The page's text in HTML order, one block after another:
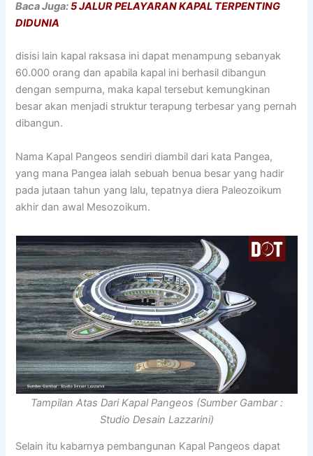
Baca Juga:5 JALUR PELAYARAN KAPAL TERPENTING
DIDUNIA
disisi lain kapal raksasa ini dapat menampung sebanyak
60.000 orang dan apabila kapal ini berhasil dibangun
dengan sempurna, maka kapal tersebut kemungkinan
besar akan menjadi struktur terapung terbesar yang pernah
dibangun.
Nama Kapal Pangeos sendiri diambil dari kata Pangea,
yang mana Pangea ialah sebuah benua besar yang hadir
pada jutaan tahun yang lalu, tepatnya diera Paleozoikum
akhir dan awal Mesozoikum.
Tampilan Atas Dari Kapal Pangeos (Sumber Gambar :
Studio Desain Lazzarini)
Selain itu kabarnya pembangunan Kapal Pangeos dapat